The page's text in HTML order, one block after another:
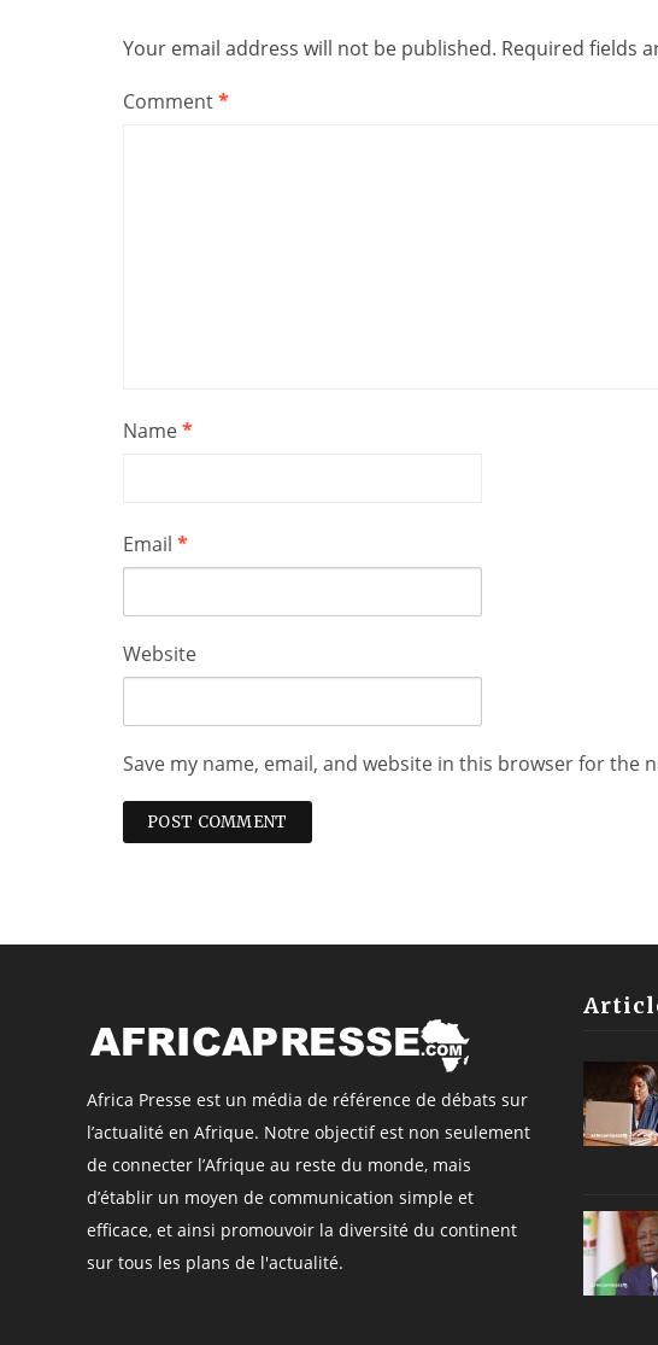
Your email address will not be published. Required fields
Comment*
Name*
Email *
Website
Save my name, email, and website in this browser for the
Africa Presse est un média de référence de débats sur
l’actualité en Afrique. Notre objectif est non seulement
de connecter l’Afrique au reste du monde, mais
d’établir un moyen de communication simple et
efficace, et ainsi promouvoir la diversité du continent
sur tous les plans de l'actualité.